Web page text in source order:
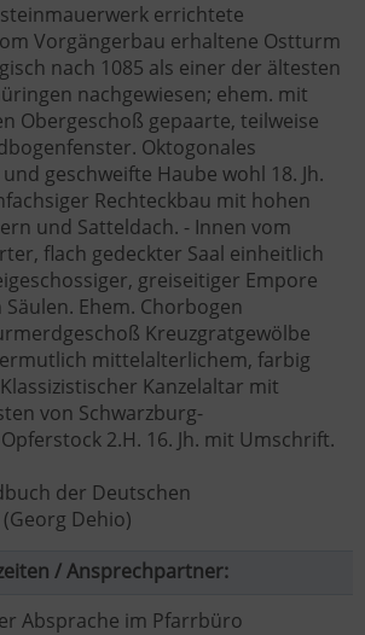
errichtete
Vorgängerbau erhaltene Ostturm
nach 1085 als einer der ältesten
nachgewiesen; ehem. mit
Obergeschoß gepaarte, teilweise
Oktogonales
geschweifte Haube wohl 18. Jh.
Rechteckbau mit hohen
und Satteldach. - Innen vom
flach gedeckter Saal einheitlich
greiseitiger Empore
Ehem. Chorbogen
Kreuzgratgewölbe
mittelalterlichem, farbig
Kanzelaltar mit
von Schwarzburg-
2.H. 16. Jh. mit Umschrift.
der Deutschen
Dehio)
/ Ansprechpartner:
Absprache im Pfarrbüro